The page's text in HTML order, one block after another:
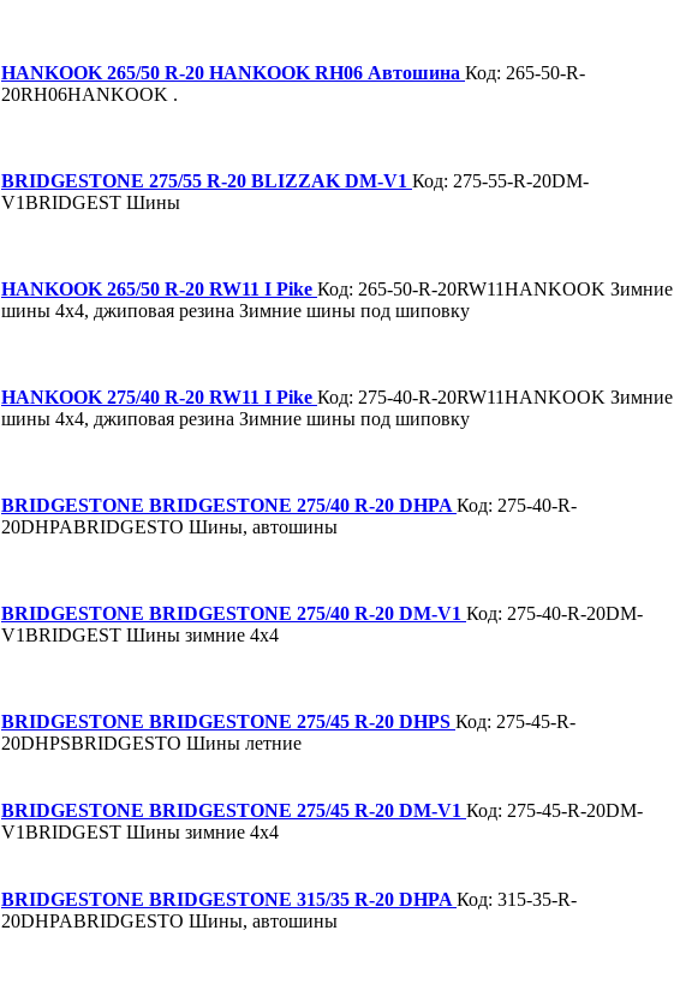
HANKOOK 265/50 R-20 HANKOOK RH06 Автошина Код: 265-50-R-
20RH06HANKOOK .
BRIDGESTONE 275/55 R-20 BLIZZAK DM-V1 Код: 275-55-R-20DM-
V1BRIDGEST Шины
HANKOOK 265/50 R-20 RW11 I Pike Код: 265-50-R-20RW11HANKOOK Зимние
шины 4х4, джиповая резина Зимние шины под шиповку
HANKOOK 275/40 R-20 RW11 I Pike Код: 275-40-R-20RW11HANKOOK Зимние
шины 4х4, джиповая резина Зимние шины под шиповку
BRIDGESTONE BRIDGESTONE 275/40 R-20 DHPA Код: 275-40-R-
20DHPABRIDGESTO Шины, автошины
BRIDGESTONE BRIDGESTONE 275/40 R-20 DM-V1 Код: 275-40-R-20DM-
V1BRIDGEST Шины зимние 4х4
BRIDGESTONE BRIDGESTONE 275/45 R-20 DHPS Код: 275-45-R-
20DHPSBRIDGESTO Шины летние
BRIDGESTONE BRIDGESTONE 275/45 R-20 DM-V1 Код: 275-45-R-20DM-
V1BRIDGEST Шины зимние 4х4
BRIDGESTONE BRIDGESTONE 315/35 R-20 DHPA Код: 315-35-R-
20DHPABRIDGESTO Шины, автошины